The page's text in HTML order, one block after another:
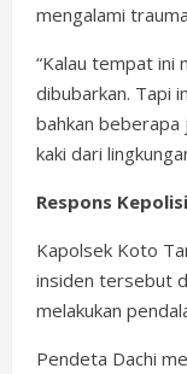
mengalami
“Kalau tempat ini
dibubarkan. Tapi
bahkan
kaki dari
Respons
Kapolsek Koto
insiden tersebut
melakukan
Pendeta Dachi